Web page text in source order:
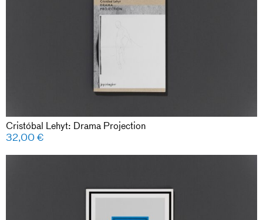
Cristóbal Lehyt: Drama Projection
32,00€